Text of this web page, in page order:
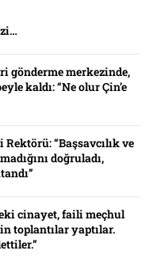
gönderme merkezinde,
kaldı: “Ne olur Çin’e
“Başsavcılık ve
doğruladı,
cinayet, faili meçhul
toplantılar yaptılar.